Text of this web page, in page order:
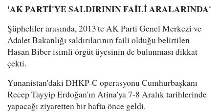
'AK PARTİ'YE SALDIRININ FAİLİ ARALARINDA'
Şüpheliler arasında, 2013'te AK Parti Genel Merkezi ve
Adalet Bakanlığı saldırılarının faili olduğu belirtilen
Hasan Biber isimli örgüt üyesinin de bulunması dikkat
çekti.
Yunanistan'daki DHKP-C operasyonu Cumhurbaşkanı
Recep Tayyip Erdoğan'ın Atina'ya 7-8 Aralık tarihlerinde
yapacağı ziyaretten bir hafta önce geldi.